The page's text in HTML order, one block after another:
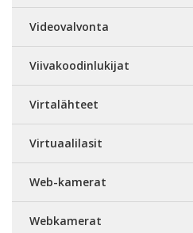
Videovalvonta
Viivakoodinlukijat
Virtalähteet
Virtuaalilasit
Web-kamerat
Webkamerat